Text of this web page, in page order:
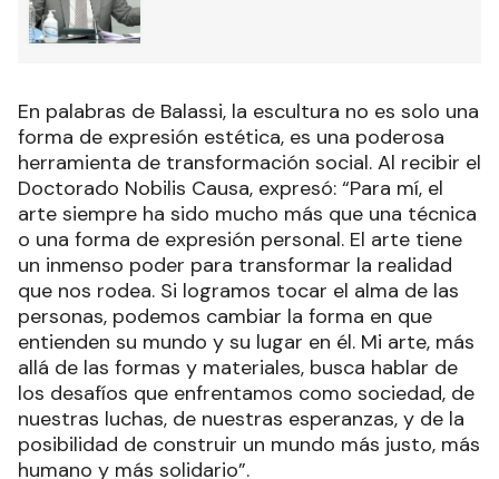
En palabras de Balassi, la escultura no es solo una
forma de expresión estética, es una poderosa
herramienta de transformación social. Al recibir el
Doctorado Nobilis Causa, expresó: “Para mí, el
arte siempre ha sido mucho más que una técnica
o una forma de expresión personal. El arte tiene
un inmenso poder para transformar la realidad
que nos rodea. Si logramos tocar el alma de las
personas, podemos cambiar la forma en que
entienden su mundo y su lugar en él. Mi arte, más
allá de las formas y materiales, busca hablar de
los desafíos que enfrentamos como sociedad, de
nuestras luchas, de nuestras esperanzas, y de la
posibilidad de construir un mundo más justo, más
humano y más solidario”.